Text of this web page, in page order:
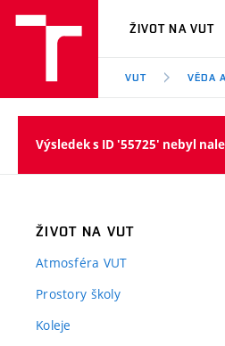
VUT
ŽIVOT NA VUT
VUT VĚDA
Výsledek s ID '55725' nebyl
ŽIVOT NA VUT
Atmosféra VUT
Prostory školy
Koleje